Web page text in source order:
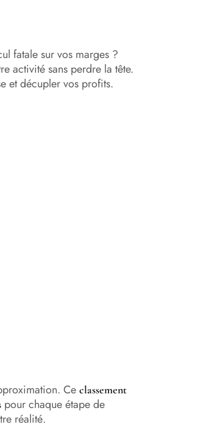
fatale sur vos marges ?
activité sans perdre la tête.
et décupler vos profits.
Ce classement
pour chaque étape de
réalité.